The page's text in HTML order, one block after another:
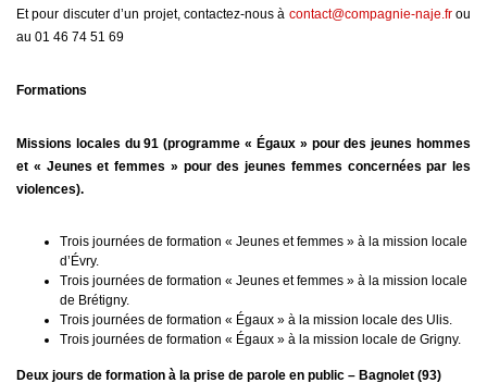
Et pour discuter d’un projet, contactez-nous à contact@compagnie-naje.frou
au 01 46 74 51 69
Formations
Missions locales du 91 (programme « Égaux » pour des jeunes hommes
et « Jeunes et femmes » pour des jeunes femmes concernées par les
violences).
Trois journées de formation « Jeunes et femmes » à la mission locale
d’Évry.
Trois journées de formation « Jeunes et femmes » à la mission locale
de Brétigny.
Trois journées de formation « Égaux » à la mission locale des Ulis.
Trois journées de formation « Égaux » à la mission locale de Grigny.
Deux jours de formation à la prise de parole en public – Bagnolet (93)